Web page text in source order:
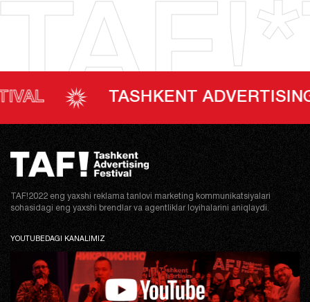
TASHKENT ADVERTISING
TAF!2022 eng yaxshi reklama tanlovi marketing kommunikatsiyalari
sohasidagi eng yaxshi brendlar va agentliklar loyihalarini aniqlaydi.
YOUTUBEDAGI KANALIMIZ